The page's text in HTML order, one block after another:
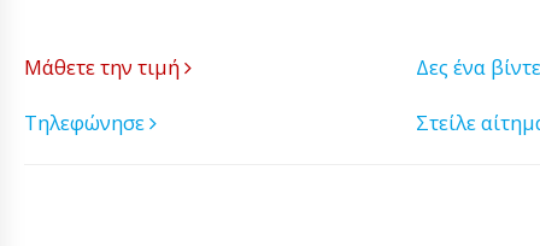
Μάθετε την τιμή
Δες ένα
Τηλεφώνησε
Στείλε